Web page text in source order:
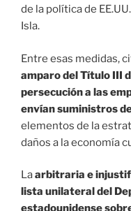
de la política de
Isla.
Entre esas medidas,
amparo del Título III
persecución a las
envían suministros
elementos de la
daños a la economía
Laarbitraria e
lista unilateral del
estadounidense